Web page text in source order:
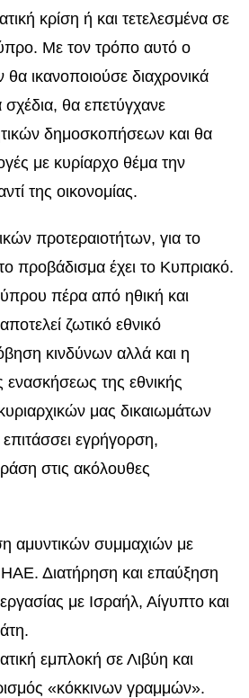
κρίση ή και τετελεσμένα σε
Με τον τρόπο αυτό ο
ικανοποιούσε διαχρονικά
σχέδια, θα επετύγχανε
δημοσκοπήσεων και θα
με κυρίαρχο θέμα την
της οικονομίας.
προτεραιοτήτων, για το
προβάδισμα έχει το Κυπριακό.
πέρα από ηθική και
ζωτικό εθνικό
κινδύνων αλλά και η
ενασκήσεως της εθνικής
μας δικαιωμάτων
εγρήγορση,
στις ακόλουθες
αμυντικών συμμαχιών με
Διατήρηση και επαύξηση
με Ισραήλ, Αίγυπτο και
εμπλοκή σε Λιβύη και
«κόκκινων γραμμών».